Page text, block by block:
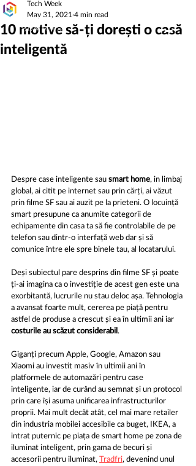
10 motive să-ți dorești o casă
inteligentă
Tech Week
May 31, 2021 4 min read
Despre case inteligente sau smart home, in limbaj
global, ai citit pe internet sau prin cărți, ai văzut
prin filme SF sau ai auzit pe la prieteni. O locuință
smart presupune ca anumite categorii de
echipamente din casa ta să fie controlabile de pe
telefon sau dintr-o interfață web dar și să
comunice între ele spre binele tau, al locatarului.
Deși subiectul pare desprins din filme SF și poate
ți-ai imagina ca o investiție de acest gen este una
exorbitantă, lucrurile nu stau deloc așa. Tehnologia
a avansat foarte mult, cererea pe piață pentru
astfel de produse a crescut și ea în ultimii ani iar
costurile au scăzut considerabil .
Giganți precum Apple, Google, Amazon sau
Xiaomi au investit masiv în ultimii ani în
platformele de automazări pentru case
inteligente, iar de curând au semnat și un protocol
prin care își asuma unificarea infrastructurilor
proprii. Mai mult decât atât, cel mai mare retailer
din industria mobilei accesibile ca buget, IKEA, a
intrat puternic pe piața de smart home pe zona de
iluminat inteligent, prin gama de becuri și
accesorii pentru iluminat, Tradfri, devenind unul